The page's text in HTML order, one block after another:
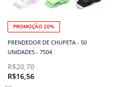
PROMOÇÃO 20%
PRENDEDOR DE CHUPETA - 50
UNIDADES - 7504
R$20,70
R$16,56